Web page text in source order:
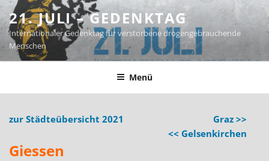
Zum
Inhalt
springen
21. JULI – GEDENKTAG
Internationaler Gedenktag für verstorbene drogengebrauchende
Menschen
Menü
zur Städteübersicht 2021
Graz >>
<< Gelsenkirchen
Giessen